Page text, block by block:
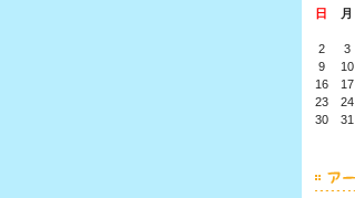
日
月
2
3
9
10
16
17
23
24
30
31